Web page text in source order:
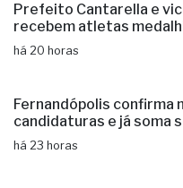
Prefeito Cantarella e
recebem atletas
há 20 horas
Fernandópolis confirma
candidaturas e já soma
há 23 horas